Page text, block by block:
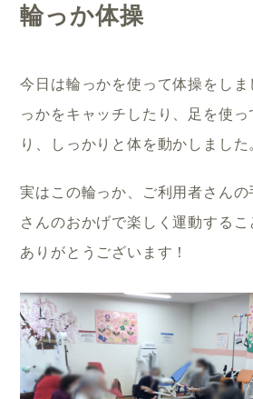
輪っか体操
今日は輪っかを使って体操をし
っかをキャッチしたり、足を使
り、しっかりと体を動かしました
実はこの輪っか、ご利用者さん
さんのおかげで楽しく運動するこ
ありがとうございます！